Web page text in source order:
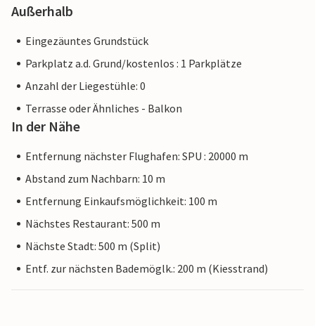
Außerhalb
Eingezäuntes Grundstück
Parkplatz a.d. Grund/kostenlos : 1 Parkplätze
Anzahl der Liegestühle: 0
Terrasse oder Ähnliches - Balkon
In der Nähe
Entfernung nächster Flughafen: SPU : 20000 m
Abstand zum Nachbarn: 10 m
Entfernung Einkaufsmöglichkeit: 100 m
Nächstes Restaurant: 500 m
Nächste Stadt: 500 m (Split)
Entf. zur nächsten Bademöglk.: 200 m (Kiesstrand)